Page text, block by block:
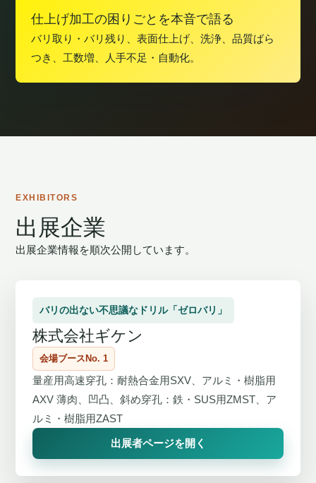
仕上げ加工の困りごとを本音で語る
バリ取り・バリ残り、表面仕上げ、洗浄、品質ばら
つき、工数増、人手不足・自動化。
EXHIBITORS
出展企業
出展企業情報を順次公開しています。
バリの出ない不思議なドリル「ゼロバリ」
株式会社ギケン
会場ブースNo. 1
量産用高速穿孔：耐熱合金用SXV、アルミ・樹脂用
AXV 薄肉、凹凸、斜め穿孔：鉄・SUS用ZMST、ア
ルミ・樹脂用ZAST
出展者ページを開く